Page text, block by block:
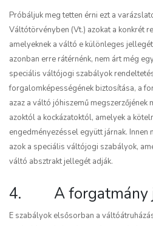
Próbáljuk meg tetten érni ezt a
Váltótörvényben (Vt.) azokat a konkrét
amelyeknek a váltó e különleges
azonban erre rátérnénk, nem árt még
speciális váltójogi szabályok
forgalomképességének biztosítása, a
azaz a váltó jóhiszemű megszerzőjének
azoktól a kockázatoktól, amelyek a
engedményezéssel együtt járnak. Innen
azok a speciális váltójogi szabályok,
váltó absztrakt jellegét adják.
4. A forgatmány
E szabályok elsősorban a